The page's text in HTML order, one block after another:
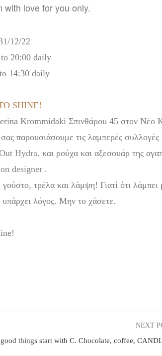
with love for you only.
12/22
20:00 daily
14:30 daily
SHINE!
Krommidaki Σπινθάρου 45 στον Νέο
παρουσιάσουμε τις λαμπερές συλλογές
Hydra. και ρούχα και αξεσουάρ της
designer.
τρέλα και λάμψη! Γιατί ότι λάμπει
λόγος. Μην το χάσετε.
NEXT
things start with C. Chocolate, coffee,